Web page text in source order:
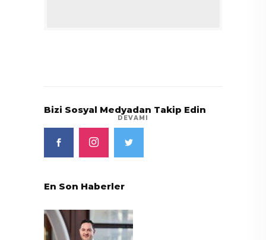
DEVAMI
Bizi Sosyal Medyadan Takip Edin
En Son Haberler